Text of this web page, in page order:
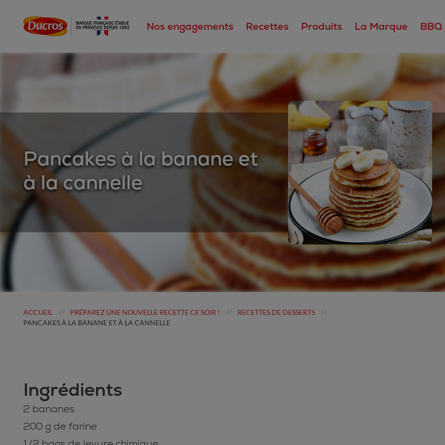
Nos engagements Recettes Produits La Marque BBQ
Pancakes à la banane et
à la cannelle
ACCUEIL // PRÉPAREZ UNE NOUVELLE RECETTE CE SOIR ! // RECETTES DE DESSERTS //
PANCAKES À LA BANANE ET À LA CANNELLE
Ingrédients
2 bananes
200 g de farine